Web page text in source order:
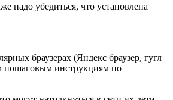
надо убедиться, что установлена
браузерах (Яндекс браузер, гугл
пошаговым инструкциям по